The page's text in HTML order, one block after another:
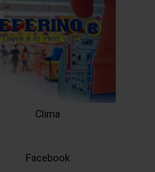
Clima
Facebook